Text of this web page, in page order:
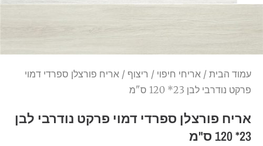
עמוד הבית / אריחי חיפוי / ריצוף / אריח פורצלן ספרדי דמוי
פרקט נודרבי לבן 23* 120 ס"מ
אריח פורצלן ספרדי דמוי פרקט נודרבי לבן
23* 120 ס"מ